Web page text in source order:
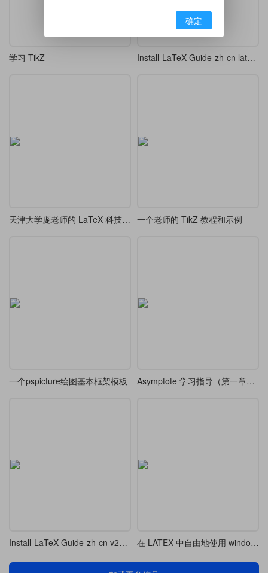
学习 TikZ Install-LaTeX-Guide-zh-cn latest release version
天津大学庞老师的 LaTeX 科技排版讲义 - 2024年8月版 一个老师的 TikZ 教程和示例
一个pspicture绘图基本框架模板 Asymptote 学习指导（第一章、第二章部分）
Install-LaTeX-Guide-zh-cn v2024.4.1 在 LATEX 中自由地使用 windows 系统字体的图标
确定